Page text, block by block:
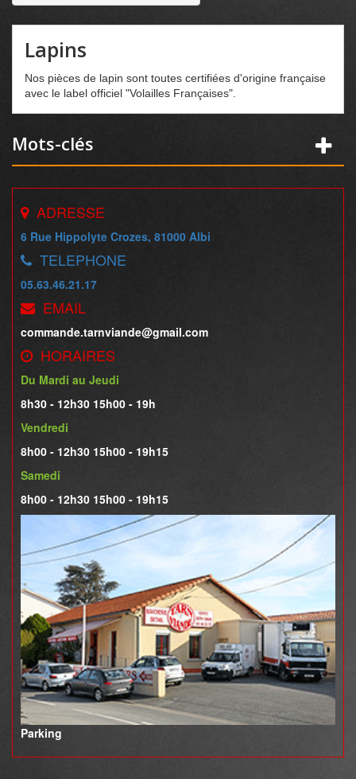
Lapins
Nos pièces de lapin sont toutes certifiées d'origine française
avec le label officiel "Volailles Françaises".
Mots-clés
ADRESSE
6 Rue Hippolyte Crozes, 81000 Albi
TELEPHONE
05.63.46.21.17
EMAIL
commande.tarnviande@gmail.com
HORAIRES
Du Mardi au Jeudi
8h30 - 12h30 15h00 - 19h
Vendredi
8h00 - 12h30 15h00 - 19h15
Samedi
8h00 - 12h30 15h00 - 19h15
Parking